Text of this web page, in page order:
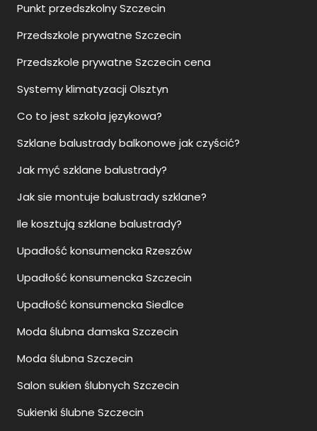
Punkt przedszkolny Szczecin
Przedszkole prywatne Szczecin
Przedszkole prywatne Szczecin cena
Systemy klimatyzacji Olsztyn
Co to jest szkoła językowa?
Szklane balustrady balkonowe jak czyścić?
Jak myć szklane balustrady?
Jak sie montuje balustrady szklane?
Ile kosztują szklane balustrady?
Upadłość konsumencka Rzeszów
Upadłość konsumencka Szczecin
Upadłość konsumencka Siedlce
Moda ślubna damska Szczecin
Moda ślubna Szczecin
Salon sukien ślubnych Szczecin
Sukienki ślubne Szczecin